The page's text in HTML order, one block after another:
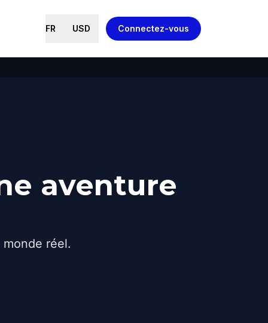
FR USD Connectez-vous
aventure
réel.